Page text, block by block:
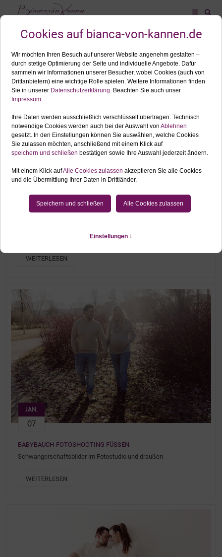
Schwangerschaftsshooting in der Nähe von Füssen
WEITERLESEN
JAN.
07
BABYBAUCH-FOTOSHOOTING FÜSSEN
Schwangerschaftsbilder im Fotostudio und draußen
WEITERLESEN